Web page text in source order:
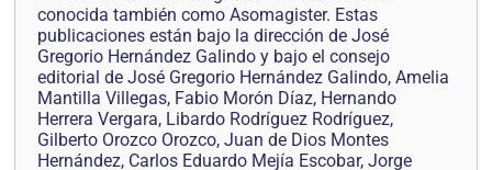
conocida también como Asomagister. Estas
publicaciones están bajo la dirección de José
Gregorio Hernández Galindo y bajo el consejo
editorial de José Gregorio Hernández Galindo, Amelia
Mantilla Villegas, Fabio Morón Díaz, Hernando
Herrera Vergara, Libardo Rodríguez Rodríguez,
Gilberto Orozco Orozco, Juan de Dios Montes
Hernández, Carlos Eduardo Mejía Escobar, Jorge